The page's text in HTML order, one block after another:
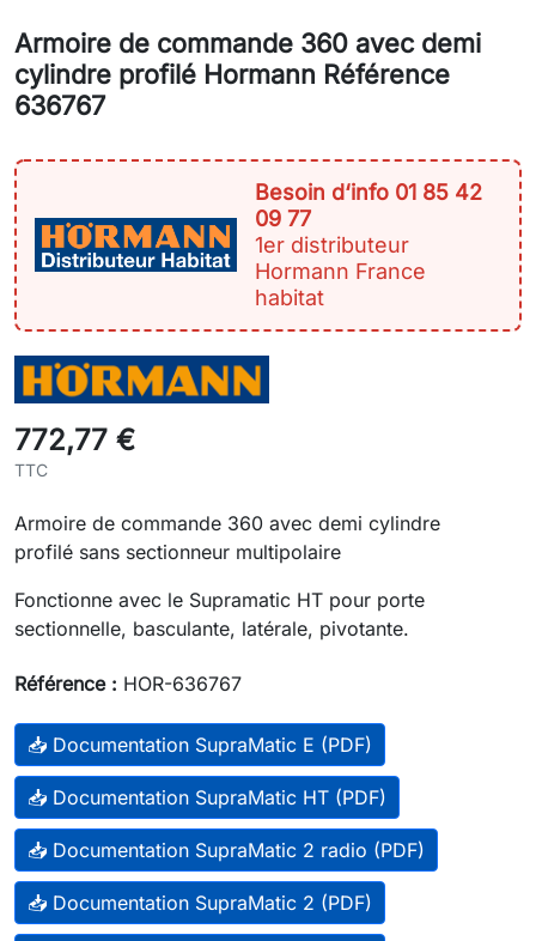
Armoire de commande 360 avec demi
cylindre profilé Hormann Référence
636767
Besoin d‘info 01 85 42
09 77
1er distributeur
Hormann France
habitat
772,77 €
TTC
Armoire de commande 360 avec demi cylindre
profilé sans sectionneur multipolaire
Fonctionne avec le Supramatic HT pour porte
sectionnelle, basculante, latérale, pivotante.
Référence : HOR-636767
📥 Documentation SupraMatic E (PDF)
📥 Documentation SupraMatic HT (PDF)
📥 Documentation SupraMatic 2 radio (PDF)
📥 Documentation SupraMatic 2 (PDF)